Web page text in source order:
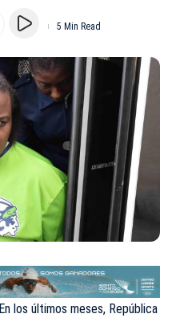
5 Min Read
En los últimos meses, República